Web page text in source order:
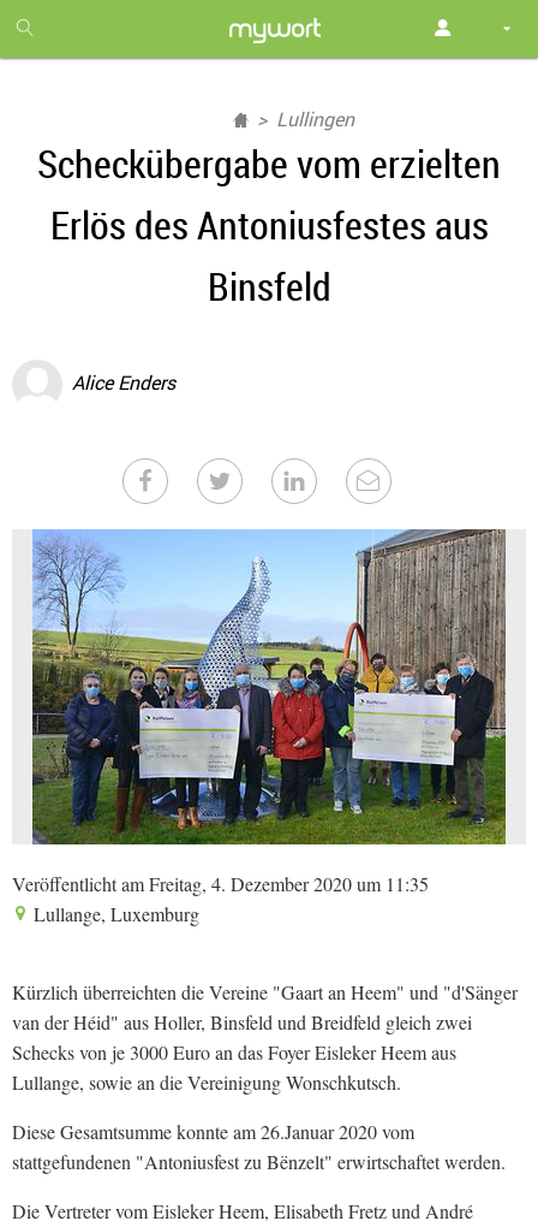
month
free
Lullingen
Scheckübergabe vom erzielten
Erlös des Antoniusfestes aus
Binsfeld
Alice Enders
Veröffentlicht am Freitag, 4. Dezember 2020 um 11:35
Lullange, Luxemburg
Kürzlich überreichten die Vereine "Gaart an Heem" und "d'Sänger
van der Héid" aus Holler, Binsfeld und Breidfeld gleich zwei
Schecks von je 3000 Euro an das Foyer Eisleker Heem aus
Lullange, sowie an die Vereinigung Wonschkutsch.
Diese Gesamtsumme konnte am 26.Januar 2020 vom
stattgefundenen "Antoniusfest zu Bënzelt" erwirtschaftet werden.
Die Vertreter vom Eisleker Heem, Elisabeth Fretz und André